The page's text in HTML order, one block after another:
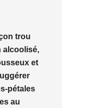
trou
alcoolisé,
et
pétales
au